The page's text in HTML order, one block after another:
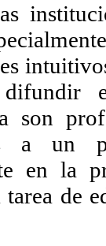
son
a un
en la
tarea de